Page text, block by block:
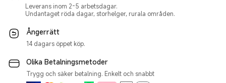
Leverans inom 2-5 arbetsdagar.
Undantaget röda dagar, storhelger, rurala områden.
Ångerrätt
14 dagars öppet köp.
Olika Betalningsmetoder
Trygg och säker betalning. Enkelt och snabbt